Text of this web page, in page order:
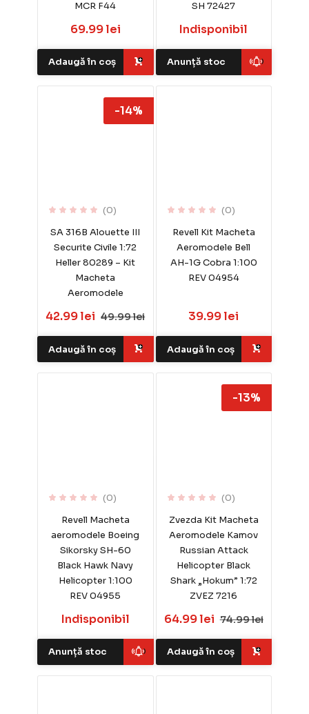
MCR F44
69.99 lei
Adaugă în coș
SH 72427
Indisponibil
Anunță stoc
(0)
SA 316B Alouette III
Securite Civile 1:72
Heller 80289 – Kit
Macheta
Aeromodele
42.99 lei 49.99 lei
-14%
Adaugă în coș
(0)
Revell Kit Macheta
Aeromodele Bell
AH-1G Cobra 1:100
REV 04954
39.99 lei
Adaugă în coș
(0)
Revell Macheta
aeromodele Boeing
Sikorsky SH-60
Black Hawk Navy
Helicopter 1:100
REV 04955
Indisponibil
Anunță stoc
(0)
Zvezda Kit Macheta
Aeromodele Kamov
Russian Attack
Helicopter Black
Shark „Hokum” 1:72
ZVEZ 7216
64.99 lei 74.99 lei
-13%
Adaugă în coș